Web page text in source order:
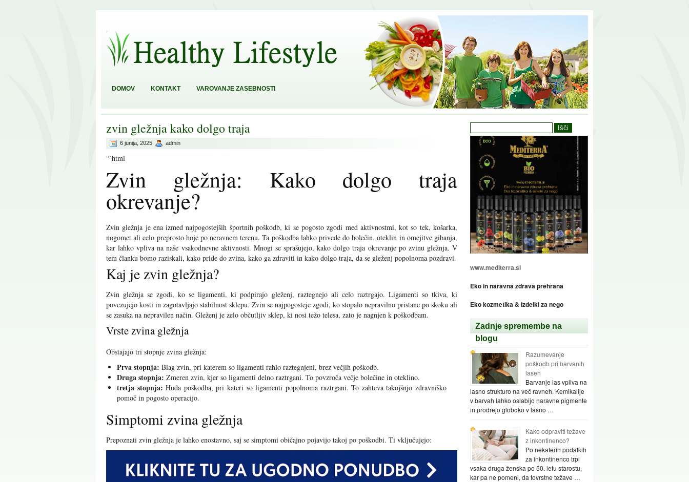
DOMOV KONTAKT VAROVANJE ZASEBNOSTI
zvin gležnja kako dolgo traja
6 junija, 2025 admin
“`html
Zvin gležnja: Kako dolgo traja
okrevanje?
Zvin gležnja je ena izmed najpogostejših športnih poškodb, ki se pogosto zgodi med aktivnostmi, kot so tek, košarka,
nogomet ali celo preprosto hoje po neravnem terenu. Ta poškodba lahko privede do bolečin, oteklin in omejitve gibanja,
kar lahko vpliva na naše vsakodnevne aktivnosti. Mnogi se sprašujejo, kako dolgo traja okrevanje po zvinu gležnja. V
tem članku bomo raziskali, kako pride do zvina, kako ga zdraviti in kako dolgo traja, da se gleženj popolnoma pozdravi.
Kaj je zvin gležnja?
Zvin gležnja se zgodi, ko se ligamenti, ki podpirajo gleženj, raztegnejo ali celo raztrgajo. Ligamenti so tkiva, ki
povezujejo kosti in zagotavljajo stabilnost sklepu. Zvin se najpogosteje zgodi, ko stopalo nepravilno pristane po skoku ali
se zasuka na nepravilen način. Gleženj je zelo občutljiv sklep, ki nosi težo telesa, zato je nagnjen k poškodbam.
Vrste zvina gležnja
Obstajajo tri stopnje zvina gležnja:
Prva stopnja: Blag zvin, pri katerem so ligamenti rahlo raztegnjeni, brez večjih poškodb.
Druga stopnja: Zmeren zvin, kjer so ligamenti delno raztrgani. To povzroča večje bolečine in oteklino.
tretja stopnja: Huda poškodba, pri kateri so ligamenti popolnoma raztrgani. To zahteva takojšnjo zdravniško
pomoč in pogosto operacijo.
Simptomi zvina gležnja
Prepoznati zvin gležnja je lahko enostavno, saj se simptomi običajno pojavijo takoj po poškodbi. Ti vključujejo:
www.mediterra.si
Eko in naravna zdrava prehrana
Eko kozmetika & izdelki za nego
Zadnje spremembe na
blogu
Razumevanje
poškodb pri barvanih
laseh
Barvanje las vpliva na
lasno strukturo na več ravneh. Kemikalije
v barvah lahko oslabijo naravne pigmente
in prodrejo globoko v lasno …
Kako odpraviti težave
z inkontinenco?
Po nekaterih podatkih
za inkontinenco trpi
vsaka druga ženska po 50. letu starostu,
kar pa ne pomeni, da tovrstne težave …